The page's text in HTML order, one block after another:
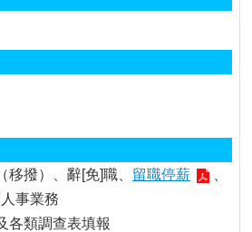
撥）、辭[免]職、 留職停薪
事業務
各類調查表填報